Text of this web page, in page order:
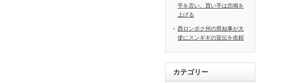
平を言い、買い手は悲鳴を
上げる
西ロンボク州の県知事が大
使にスンギギの宣伝を依頼
カテゴリー